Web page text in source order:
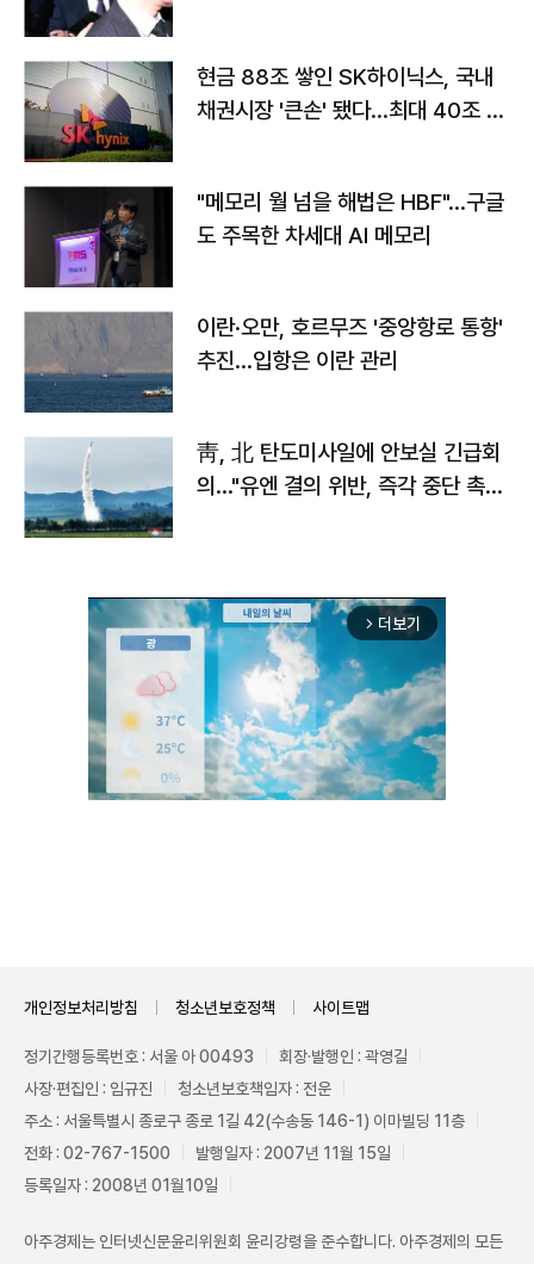
현금 88조 쌓인 SK하이닉스, 국내
채권시장 '큰손' 됐다…최대 40조 투
"메모리 월 넘을 해법은 HBF"…구글
도 주목한 차세대 AI 메모리
이란·오만, 호르무즈 '중앙항로 통항'
추진…입항은 이란 관리
靑, 北 탄도미사일에 안보실 긴급회
의…"유엔 결의 위반, 즉각 중단 촉
arrow_forward_ios 더보기
개인정보처리방침 청소년보호정책 사이트맵
정기간행등록번호 : 서울 아 00493
회장·발행인 : 곽영길
사장·편집인 : 임규진
청소년보호책임자 : 전운
주소 : 서울특별시 종로구 종로 1길 42(수송동 146-1) 이마빌딩 11층
전화 : 02-767-1500
발행일자 : 2007년 11월 15일
등록일자 : 2008년 01월10일
아주경제는 인터넷신문윤리위원회 윤리강령을 준수합니다. 아주경제의 모든